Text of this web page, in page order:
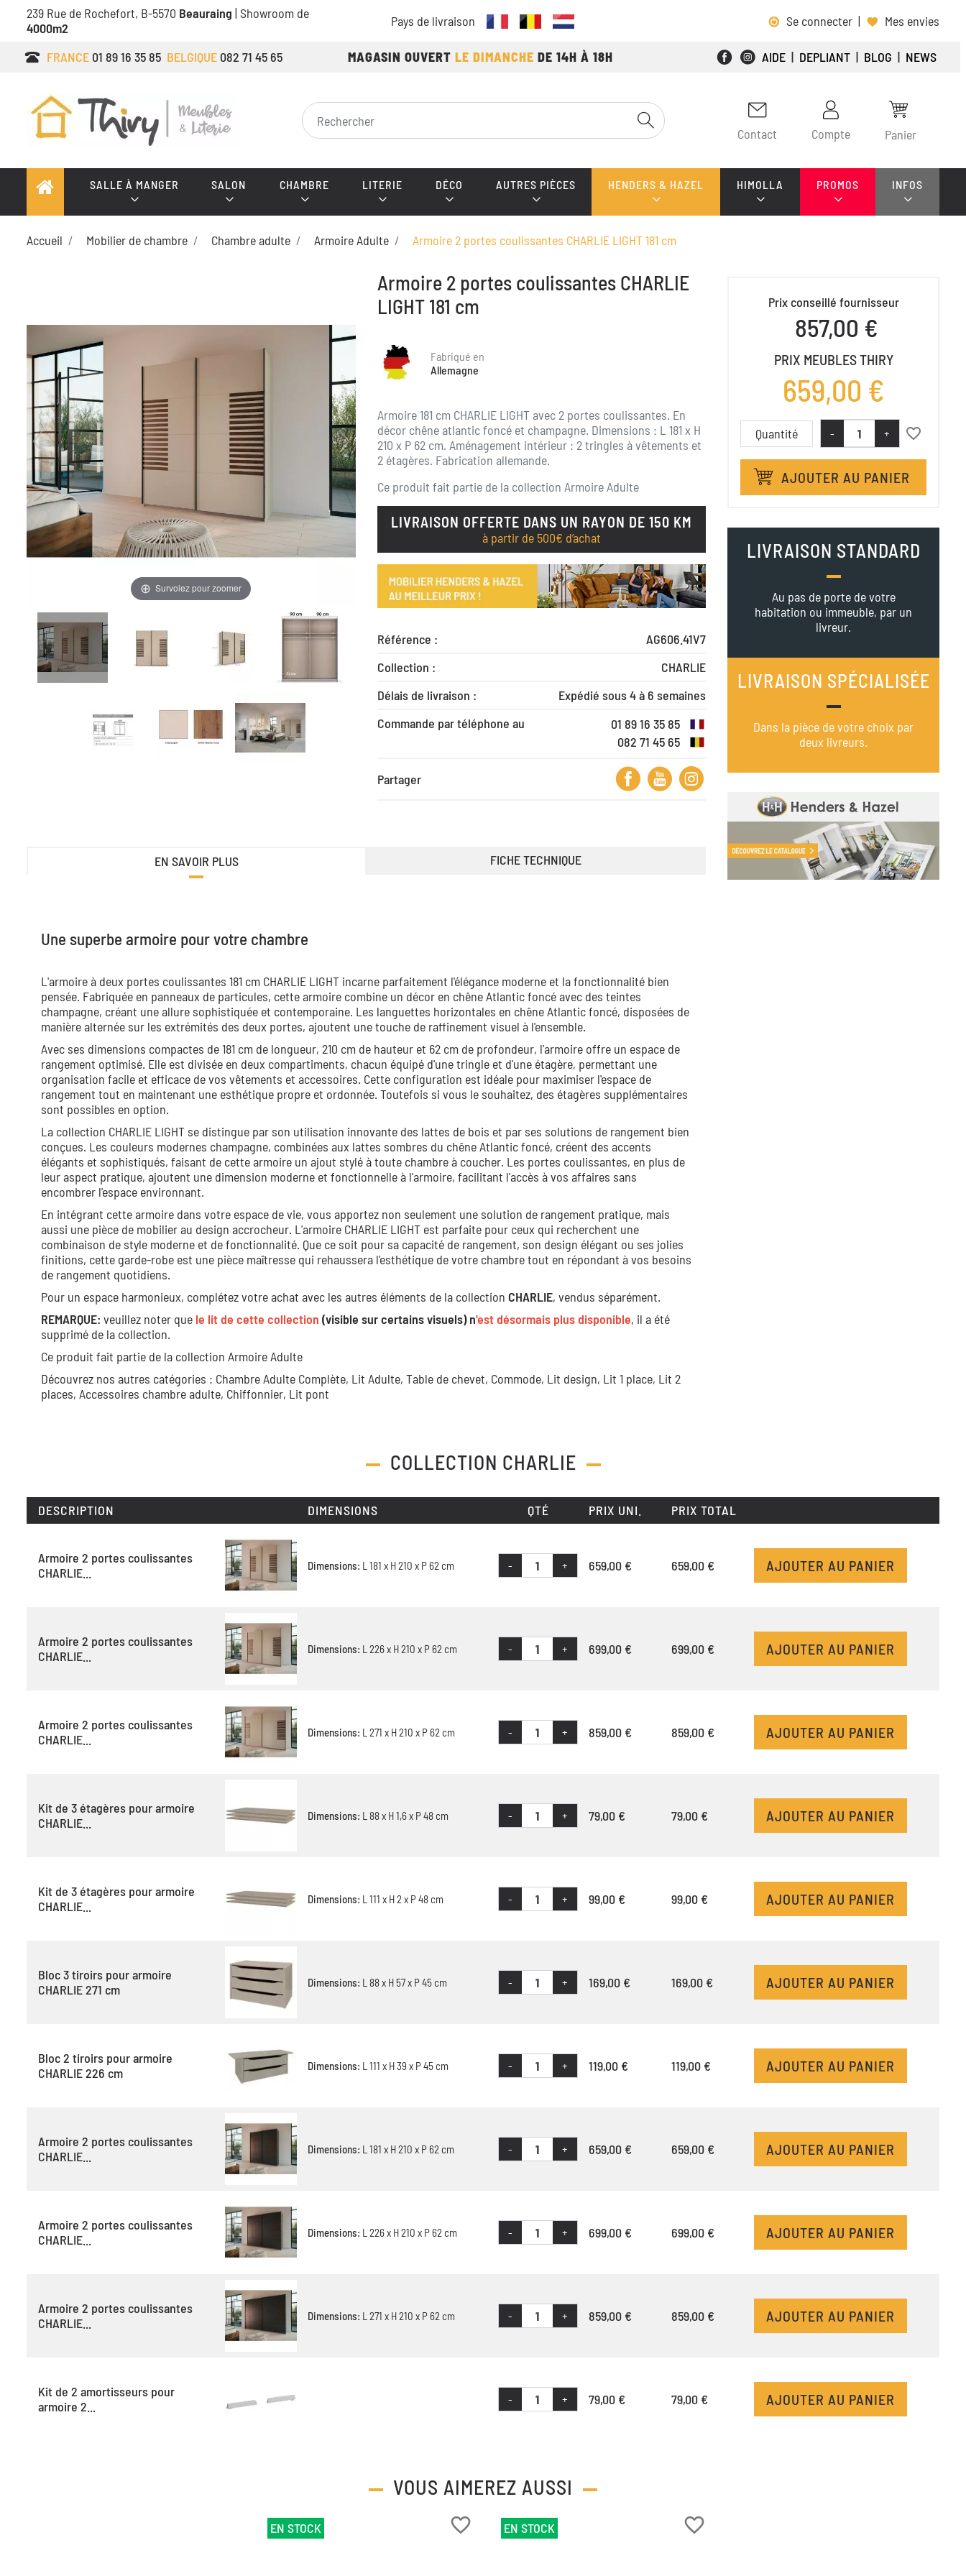
239 Rue de Rochefort, B-5570 Beauraing | Showroom de
4000m2
Pays de livraison Se connecter | Mes envies
FRANCE 01 89 16 35 85 BELGIQUE 082 71 45 65 MAGASIN OUVERT LE DIMANCHE DE 14H À 18H AIDE | DEPLIANT | BLOG | NEWS
Contact Compte Panier
SALLE À MANGER SALON CHAMBRE LITERIE DÉCO AUTRES PIÈCES HENDERS & HAZEL HIMOLLA PROMOS INFOS
Accueil Mobilier de chambre Chambre adulte Armoire Adulte Armoire 2 portes coulissantes CHARLIE LIGHT 181 cm
Survolez pour zoomer
Armoire 2 portes coulissantes CHARLIE
LIGHT 181 cm
Fabriqué en
Allemagne
Armoire 181 cm CHARLIE LIGHT avec 2 portes coulissantes. En
décor chêne atlantic foncé et champagne. Dimensions : L 181 x H
210 x P 62 cm. Aménagement intérieur : 2 tringles à vêtements et
2 étagères. Fabrication allemande.
Ce produit fait partie de la collection Armoire Adulte
LIVRAISON OFFERTE DANS UN RAYON DE 150 KM
à partir de 500€ d’achat
Référence :
AG606.41V7
Collection :
CHARLIE
Délais de livraison :
Expédié sous 4 à 6 semaines
Commande par téléphone au
01 89 16 35 85
082 71 45 65
Partager
EN SAVOIR PLUS FICHE TECHNIQUE
Une superbe armoire pour votre chambre
L'armoire à deux portes coulissantes 181 cm CHARLIE LIGHT incarne parfaitement l'élégance moderne et la fonctionnalité bien
pensée. Fabriquée en panneaux de particules, cette armoire combine un décor en chêne Atlantic foncé avec des teintes
champagne, créant une allure sophistiquée et contemporaine. Les languettes horizontales en chêne Atlantic foncé, disposées de
manière alternée sur les extrémités des deux portes, ajoutent une touche de raffinement visuel à l'ensemble.
Avec ses dimensions compactes de 181 cm de longueur, 210 cm de hauteur et 62 cm de profondeur, l'armoire offre un espace de
rangement optimisé. Elle est divisée en deux compartiments, chacun équipé d'une tringle et d'une étagère, permettant une
organisation facile et efficace de vos vêtements et accessoires. Cette configuration est idéale pour maximiser l'espace de
rangement tout en maintenant une esthétique propre et ordonnée. Toutefois si vous le souhaitez, des étagères supplémentaires
sont possibles en option.
La collection CHARLIE LIGHT se distingue par son utilisation innovante des lattes de bois et par ses solutions de rangement bien
conçues. Les couleurs modernes champagne, combinées aux lattes sombres du chêne Atlantic foncé, créent des accents
élégants et sophistiqués, faisant de cette armoire un ajout stylé à toute chambre à coucher. Les portes coulissantes, en plus de
leur aspect pratique, ajoutent une dimension moderne et fonctionnelle à l'armoire, facilitant l'accès à vos affaires sans
encombrer l'espace environnant.
En intégrant cette armoire dans votre espace de vie, vous apportez non seulement une solution de rangement pratique, mais
aussi une pièce de mobilier au design accrocheur. L'armoire CHARLIE LIGHT est parfaite pour ceux qui recherchent une
combinaison de style moderne et de fonctionnalité. Que ce soit pour sa capacité de rangement, son design élégant ou ses jolies
finitions, cette garde-robe est une pièce maîtresse qui rehaussera l'esthétique de votre chambre tout en répondant à vos besoins
de rangement quotidiens.
Pour un espace harmonieux, complétez votre achat avec les autres éléments de la collection CHARLIE, vendus séparément.
REMARQUE: veuillez noter que le lit de cette collection (visible sur certains visuels) n'est désormais plus disponible, il a été
supprimé de la collection.
Ce produit fait partie de la collection Armoire Adulte
Découvrez nos autres catégories : Chambre Adulte Complète, Lit Adulte, Table de chevet, Commode, Lit design, Lit 1 place, Lit 2
places, Accessoires chambre adulte, Chiffonnier, Lit pont
Prix conseillé fournisseur
857,00 €
PRIX MEUBLES THIRY
659,00 €
Quantité - + favorite_border
AJOUTER AU PANIER
LIVRAISON STANDARD
Au pas de porte de votre
habitation ou immeuble, par un
livreur.
LIVRAISON SPÉCIALISÉE
Dans la pièce de votre choix par
deux livreurs.
COLLECTION CHARLIE
DESCRIPTION DIMENSIONS QTÉ PRIX UNI. PRIX TOTAL
Armoire 2 portes coulissantes
CHARLIE...
Dimensions: L 181 x H 210 x P 62 cm - + 659,00 € 659,00 € AJOUTER AU PANIER
Armoire 2 portes coulissantes
CHARLIE...
Dimensions: L 226 x H 210 x P 62 cm - + 699,00 € 699,00 € AJOUTER AU PANIER
Armoire 2 portes coulissantes
CHARLIE...
Dimensions: L 271 x H 210 x P 62 cm - + 859,00 € 859,00 € AJOUTER AU PANIER
Kit de 3 étagères pour armoire
CHARLIE...
Dimensions: L 88 x H 1,6 x P 48 cm - + 79,00 € 79,00 € AJOUTER AU PANIER
Kit de 3 étagères pour armoire
CHARLIE...
Dimensions: L 111 x H 2 x P 48 cm - + 99,00 € 99,00 € AJOUTER AU PANIER
Bloc 3 tiroirs pour armoire
CHARLIE 271 cm
Dimensions: L 88 x H 57 x P 45 cm - + 169,00 € 169,00 € AJOUTER AU PANIER
Bloc 2 tiroirs pour armoire
CHARLIE 226 cm
Dimensions: L 111 x H 39 x P 45 cm - + 119,00 € 119,00 € AJOUTER AU PANIER
Armoire 2 portes coulissantes
CHARLIE...
Dimensions: L 181 x H 210 x P 62 cm - + 659,00 € 659,00 € AJOUTER AU PANIER
Armoire 2 portes coulissantes
CHARLIE...
Dimensions: L 226 x H 210 x P 62 cm - + 699,00 € 699,00 € AJOUTER AU PANIER
Armoire 2 portes coulissantes
CHARLIE...
Dimensions: L 271 x H 210 x P 62 cm - + 859,00 € 859,00 € AJOUTER AU PANIER
Kit de 2 amortisseurs pour
armoire 2...
- + 79,00 € 79,00 € AJOUTER AU PANIER
VOUS AIMEREZ AUSSI
favorite_border
EN STOCK favorite_border
EN STOCK